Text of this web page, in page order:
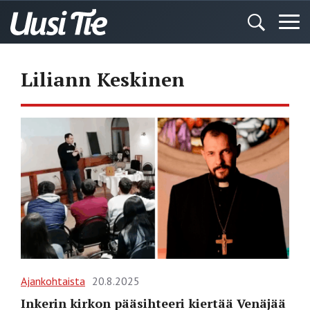
Liliann Keskinen
Ajankohtaista 20.8.2025
Inkerin kirkon pääsihteeri kiertää Venäjää